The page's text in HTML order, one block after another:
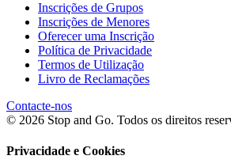
Inscrições de Grupos
Inscrições de Menores
Oferecer uma Inscrição
Política de Privacidade
Termos de Utilização
Livro de Reclamações
Contacte-nos
© 2026 Stop and Go. Todos os direitos
Privacidade e Cookies